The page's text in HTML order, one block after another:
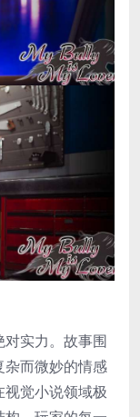
实力。故事围
而微妙的情感
觉小说领域极